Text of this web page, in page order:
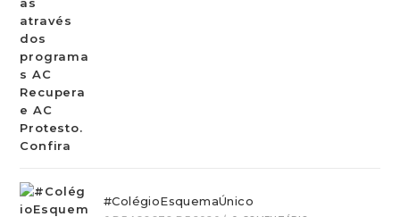
#ColégioEsquemaÚnico